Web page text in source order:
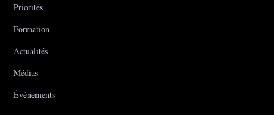
Priorités
Formation
Actualités
Médias
Événements